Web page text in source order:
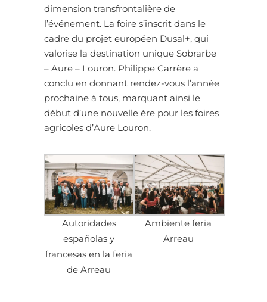
dimension transfrontalière de
l’événement. La foire s’inscrit dans le
cadre du projet européen Dusal+, qui
valorise la destination unique Sobrarbe
– Aure – Louron. Philippe Carrère a
conclu en donnant rendez-vous l’année
prochaine à tous, marquant ainsi le
début d’une nouvelle ère pour les foires
agricoles d’Aure Louron.
Autoridades
españolas y
francesas en la feria
de Arreau
Ambiente feria
Arreau